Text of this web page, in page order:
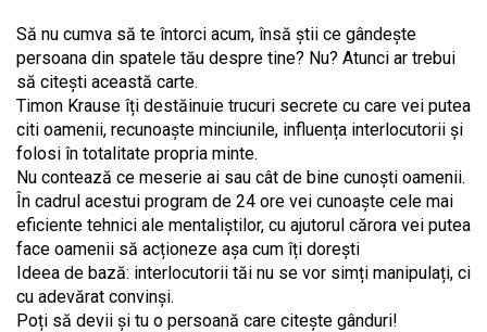
Să nu cumva să te întorci acum, însă știi ce gândește
persoana din spatele tău despre tine? Nu? Atunci ar trebui
să citești această carte.
Timon Krause îți destăinuie trucuri secrete cu care vei putea
citi oamenii, recunoaște minciunile, influența interlocutorii și
folosi în totalitate propria minte.
Nu contează ce meserie ai sau cât de bine cunoști oamenii.
În cadrul acestui program de 24 ore vei cunoaște cele mai
eficiente tehnici ale mentaliștilor, cu ajutorul cărora vei putea
face oamenii să acționeze așa cum îți dorești
Ideea de bază: interlocutorii tăi nu se vor simți manipulați, ci
cu adevărat convinși.
Poți să devii și tu o persoană care citește gânduri!